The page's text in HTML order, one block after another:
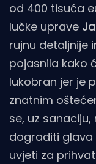
od 400 tisuća
lučke uprave
rujnu detaljnije
pojasnila kako
lukobran jer je
znatnim
se, uz
dograditi glava
uvjeti za